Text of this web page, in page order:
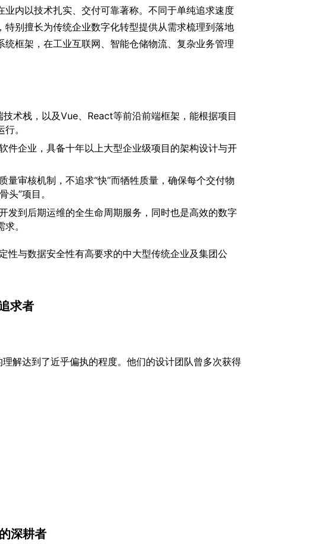
内以技术扎实、交付可靠著称。不同于单纯追求速度
别擅长为传统企业数字化转型提供从需求梳理到落地
框架，在工业互联网、智能仓储物流、复杂业务管理
术栈，以及Vue、React等前沿前端框架，能根据项目
。
件企业，具备十年以上大型企业级项目的架构设计与开
审核机制，不追求“快”而牺牲质量，确保每个交付物
”项目。
发到后期运维的全生命周期服务，同时也是高效的数字
。
性与数据安全性有高要求的中大型传统企业及集团公
求者
解达到了近乎偏执的程度。他们的设计团队曾多次获得
深耕者